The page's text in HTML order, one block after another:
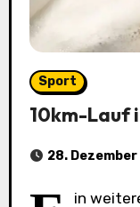
Sport
10km-Lauf
28. Dezember
in